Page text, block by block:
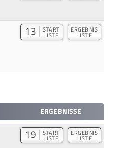
13 START
LISTE
ERGEBNIS
LISTE
ERGEBNISSE
19 START
LISTE
ERGEBNIS
LISTE